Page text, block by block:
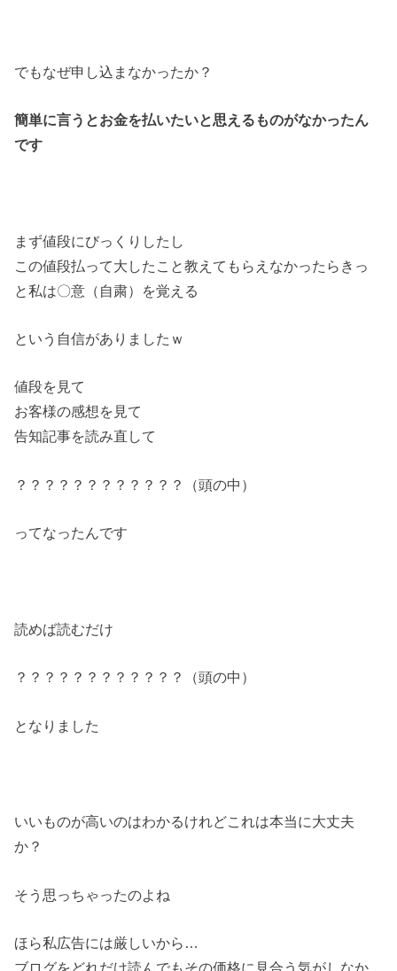
でもなぜ申し込まなかったか？
簡単に言うとお金を払いたいと思えるものがなかったん
です
まず値段にびっくりしたし
この値段払って大したこと教えてもらえなかったらきっ
と私は〇意（自粛）を覚える
という自信がありましたｗ
値段を見て
お客様の感想を見て
告知記事を読み直して
？？？？？？？？？？？？（頭の中）
ってなったんです
読めば読むだけ
？？？？？？？？？？？？（頭の中）
となりました
いいものが高いのはわかるけれどこれは本当に大丈夫
か？
そう思っちゃったのよね
ほら私広告には厳しいから…
ブログをどれだけ読んでもその価格に見合う気がしなか